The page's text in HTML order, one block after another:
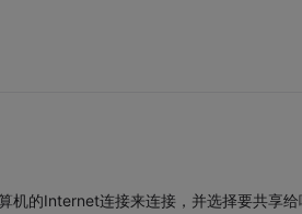
的Internet连接来连接，并选择要共享给